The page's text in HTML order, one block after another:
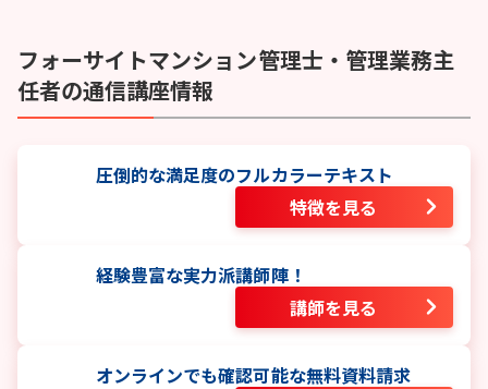
フォーサイトマンション管理士・管理業務主
任者の通信講座情報
圧倒的な満足度のフルカラーテキスト
特徴を見る
経験豊富な実力派講師陣！
講師を見る
オンラインでも確認可能な無料資料請求